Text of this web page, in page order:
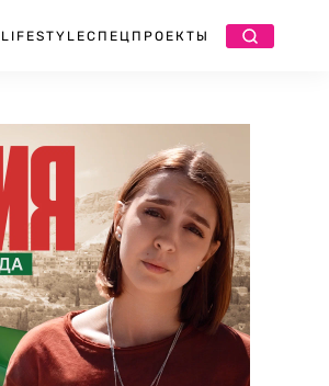
LIFESTYLEСПЕЦПРОЕКТЫ